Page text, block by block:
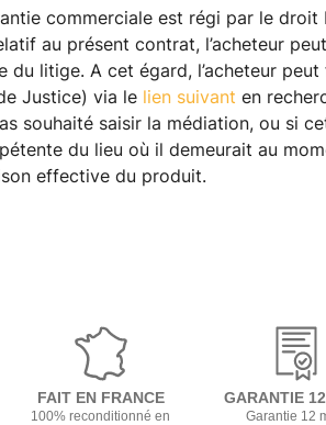
commerciale est régi par le droit
au présent contrat, l’acheteur
du litige. A cet égard, l’acheteur
Justice) via le lien suivant en
souhaité saisir la médiation, ou si
du lieu où il demeurait au
effective du produit.
FAIT EN FRANCE
100% reconditionné en
GARANTIE
Garantie 12